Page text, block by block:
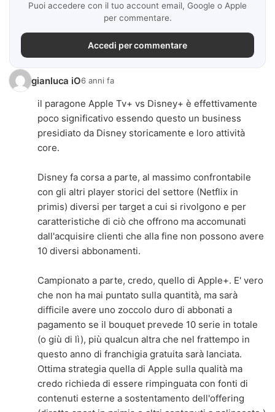
Puoi accedere con il tuo account email, Google o Apple
per commentare.
Accedi per commentare
gianluca iO6 anni fa
il paragone Apple Tv+ vs Disney+ è effettivamente
poco significativo essendo questo un business
presidiato da Disney storicamente e loro attività
core.
Disney fa corsa a parte, al massimo confrontabile
con gli altri player storici del settore (Netflix in
primis) diversi per target a cui si rivolgono e per
caratteristiche di ciò che offrono ma accomunati
dall'acquisire clienti che alla fine non possono avere
10 diversi abbonamenti.
Campionato a parte, credo, quello di Apple+. E' vero
che non ha mai puntato sulla quantità, ma sarà
difficile avere uno zoccolo duro di abbonati a
pagamento se il bouquet prevede 10 serie in totale
(o giù di lì), più qualcun altra che nel frattempo in
questo anno di franchigia gratuita sarà lanciata.
Ottima strategia quella di Apple sulla qualità ma
credo richieda di essere rimpinguata con fonti di
contenuti esterne a sostentamento dell'offering